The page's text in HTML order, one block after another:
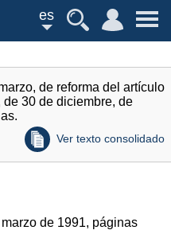
es
de reforma del artículo
30 de diciembre, de
Ver texto consolidado
de 1991, páginas